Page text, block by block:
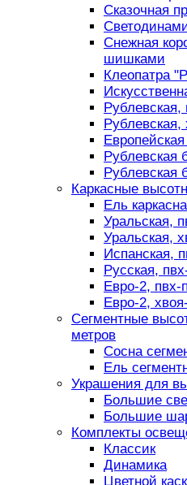
Сказочная
Снежная
шишками
Клеопатра
Рублевская,
Рублевская,
Рублевская
Рублевская
Каркасные
Ель
Уральская,
Уральская,
Испанская,
Русская,
Евро-2, пвх-
Евро-2,
Сегментные
метров
Сосна
Ель
Украшения для
Большие
Большие
Комплекты
Классик
Динамика
Цветной